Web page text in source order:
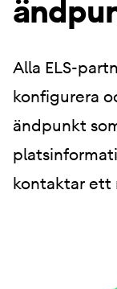
Alla ELS-
konfigurera
ändpunkt
kontaktar ett